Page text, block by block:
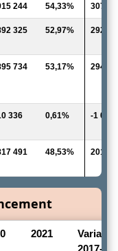
244 54,33% 307
325 52,97% 292
734 53,17% 294
336 0,61% -1 094
491 48,53% 201
2021
2017-